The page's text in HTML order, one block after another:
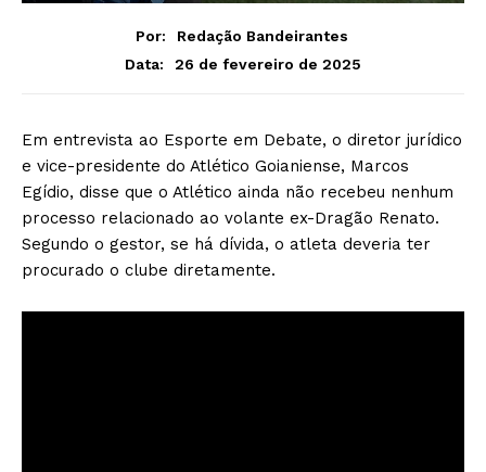
Por:
Redação Bandeirantes
Data:
26 de fevereiro de 2025
Em entrevista ao Esporte em Debate, o diretor jurídico
e vice-presidente do Atlético Goianiense, Marcos
Egídio, disse que o Atlético ainda não recebeu nenhum
processo relacionado ao volante ex-Dragão Renato.
Segundo o gestor, se há dívida, o atleta deveria ter
procurado o clube diretamente.